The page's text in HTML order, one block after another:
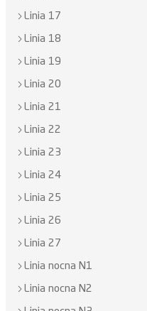
Linia 17
Linia 18
Linia 19
Linia 20
Linia 21
Linia 22
Linia 23
Linia 24
Linia 25
Linia 26
Linia 27
Linia nocna N1
Linia nocna N2